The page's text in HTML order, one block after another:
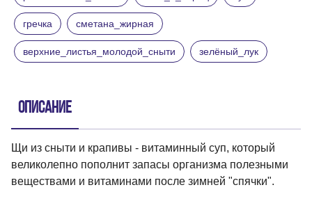
гречка сметана_жирная
верхние_листья_молодой_сныти зелёный_лук
Описание
Щи из сныти и крапивы - витаминный суп, который
великолепно пополнит запасы организма полезными
веществами и витаминами после зимней "спячки".